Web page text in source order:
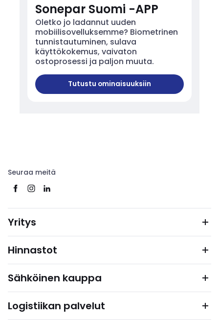
Sonepar Suomi -APP
Oletko jo ladannut uuden
mobiilisovelluksemme? Biometrinen
tunnistautuminen, sulava
käyttökokemus, vaivaton
ostoprosessi ja paljon muuta.
Sonepar Suomi -APP
Tutustu ominaisuuksiin
Seuraa meitä
Yritys
Hinnastot
Sähköinen kauppa
Logistiikan palvelut